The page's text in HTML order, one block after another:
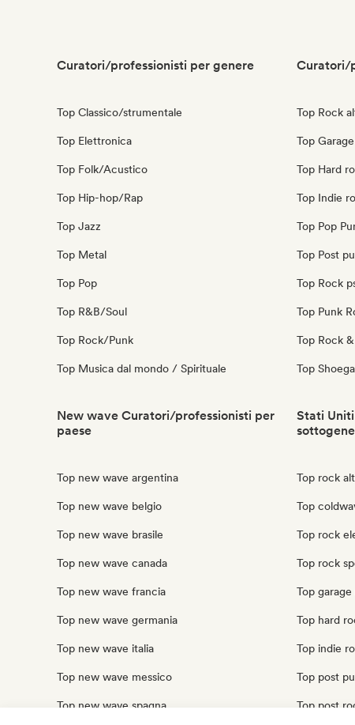
Curatori/professionisti per genere
Top Classico/strumentale
Top Elettronica
Top Folk/Acustico
Top Hip-hop/Rap
Top Jazz
Top Metal
Top Pop
Top R&B/Soul
Top Rock/Punk
Top Musica dal mondo / Spirituale
Curatori/
Top Rock
Top
Top Hard
Top Indie
Top Pop
Top Post
Top Rock
Top Punk
Top Rock
Top
New wave Curatori/professionisti per
paese
Top new wave argentina
Top new wave belgio
Top new wave brasile
Top new wave canada
Top new wave francia
Top new wave germania
Top new wave italia
Top new wave messico
Top new wave spagna
Stati
Top rock
Top
Top rock
Top rock
Top
Top hard
Top indie
Top post
Top post